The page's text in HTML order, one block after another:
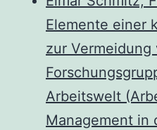
Elemente einer
zur Vermeidung
Arbeitswelt
Management in